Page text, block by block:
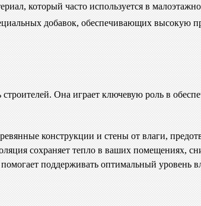
который часто используется в
добавок, обеспечивающих высокую
строителей. Она играет ключевую роль в
конструкции и стены от влаги,
сохраняет тепло в ваших помещениях,
поддерживать оптимальный уровень